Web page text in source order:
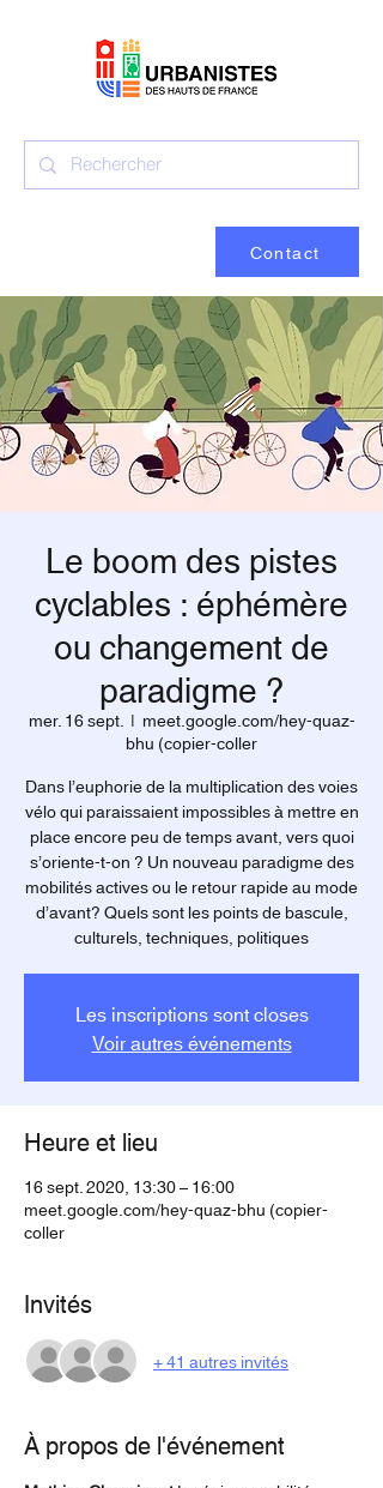
Contact
Le boom des pistes
cyclables : éphémère
ou changement de
paradigme ?
mer. 16 sept.
  |
meet.google.com/hey-quaz-
bhu (copier-coller
Dans l’euphorie de la multiplication des voies
vélo qui paraissaient impossibles à mettre en
place encore peu de temps avant, vers quoi
s’oriente-t-on ? Un nouveau paradigme des
mobilités actives ou le retour rapide au mode
d’avant? Quels sont les points de bascule,
culturels, techniques, politiques
Les inscriptions sont closes
Voir autres événements
Heure et lieu
16 sept. 2020, 13:30 – 16:00
meet.google.com/hey-quaz-bhu (copier-
coller
Invités
+ 41 autres invités
À propos de l'événement